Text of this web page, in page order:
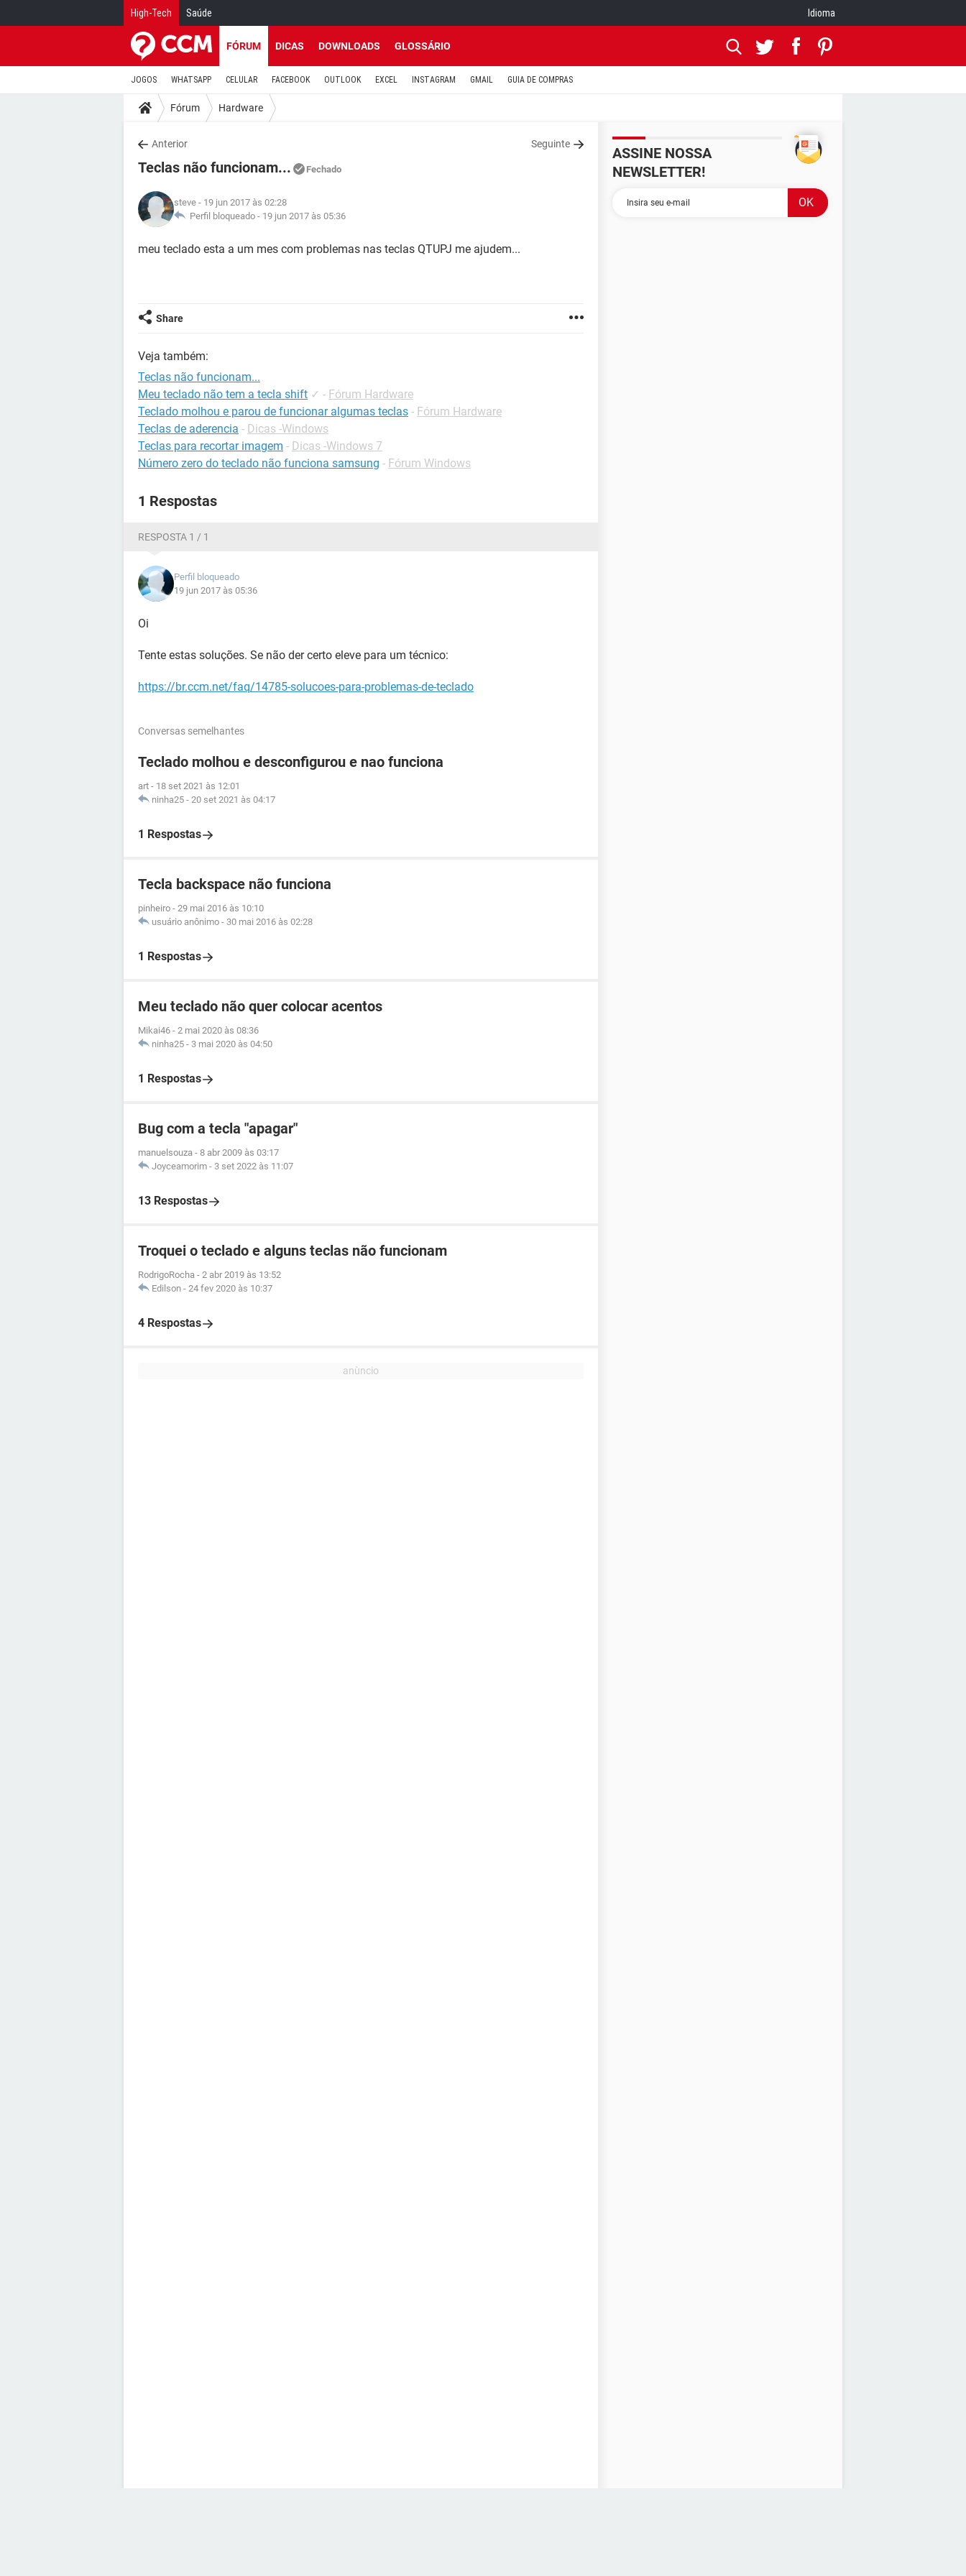
High-Tech Saúde Idioma
FÓRUM DICAS DOWNLOADS GLOSSÁRIO
JOGOS WHATSAPP CELULAR FACEBOOK OUTLOOK EXCEL INSTAGRAM GMAIL GUIA DE COMPRAS
Fórum Hardware
Anterior Seguinte
Teclas não funcionam... Fechado
steve - 19 jun 2017 às 02:28
Perfil bloqueado - 19 jun 2017 às 05:36
meu teclado esta a um mes com problemas nas teclas QTUPJ me ajudem...
Share
Veja também:
Teclas não funcionam...
Meu teclado não tem a tecla shift ✓ - Fórum Hardware
Teclado molhou e parou de funcionar algumas teclas - Fórum Hardware
Teclas de aderencia - Dicas -Windows
Teclas para recortar imagem - Dicas -Windows 7
Número zero do teclado não funciona samsung - Fórum Windows
1 Respostas
RESPOSTA 1 / 1
Perfil bloqueado
19 jun 2017 às 05:36
Oi
Tente estas soluções. Se não der certo eleve para um técnico:
https://br.ccm.net/faq/14785-solucoes-para-problemas-de-teclado
Conversas semelhantes
Teclado molhou e desconfigurou e nao funciona
art - 18 set 2021 às 12:01
ninha25 - 20 set 2021 às 04:17
1 Respostas
Tecla backspace não funciona
pinheiro - 29 mai 2016 às 10:10
usuário anônimo - 30 mai 2016 às 02:28
1 Respostas
Meu teclado não quer colocar acentos
Mikai46 - 2 mai 2020 às 08:36
ninha25 - 3 mai 2020 às 04:50
1 Respostas
Bug com a tecla "apagar"
manuelsouza - 8 abr 2009 às 03:17
Joyceamorim - 3 set 2022 às 11:07
13 Respostas
Troquei o teclado e alguns teclas não funcionam
RodrigoRocha - 2 abr 2019 às 13:52
Edilson - 24 fev 2020 às 10:37
4 Respostas
ASSINE NOSSA
NEWSLETTER!